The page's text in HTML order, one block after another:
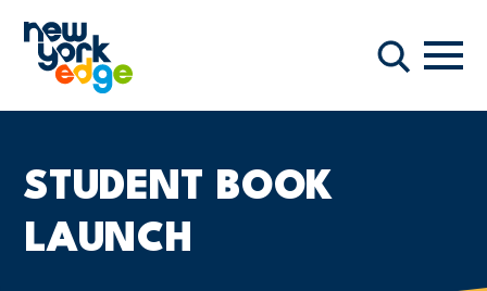
ਖੋਜ
STUDENT BOOK
LAUNCH